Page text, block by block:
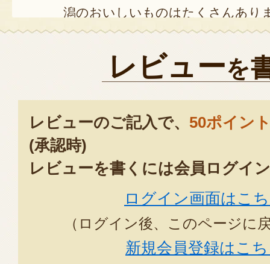
潟のおいしいものはたくさんあり
やコレステロールを気にしている
て食べられるようです。
2020年12月
この度は宮村製麩所の商品をご
ございます。
喜んで頂けてとてもうれしく思
今後とも宮村製麩所をどうぞよ
2020年12月11日 / 有限
レビューを
レビューのご記入で、 50ポイン
(承認時)
レビューを書くには会員ログイ
ログイン画面はこ
（ログイン後、このページに
新規会員登録はこ